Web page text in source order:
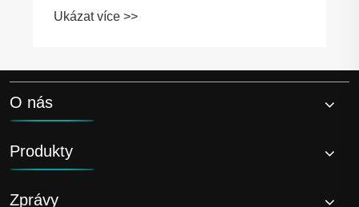
Ukázat více >>
O nás
Produkty
Zprávy